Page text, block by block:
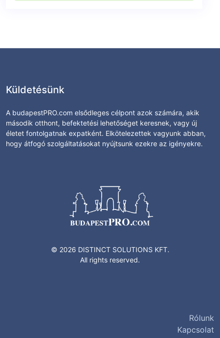
Küldetésünk
A budapestPRO.com elsődleges célpont azok számára, akik
második otthont, befektetési lehetőséget keresnek, vagy új
életet fontolgatnak expatként. Elkötelezettek vagyunk abban,
hogy átfogó szolgáltatásokat nyújtsunk ezekre az igényekre.
© 2026 DISTINCT SOLUTIONS KFT.
All rights reserved.
Rólunk
Kapcsolat